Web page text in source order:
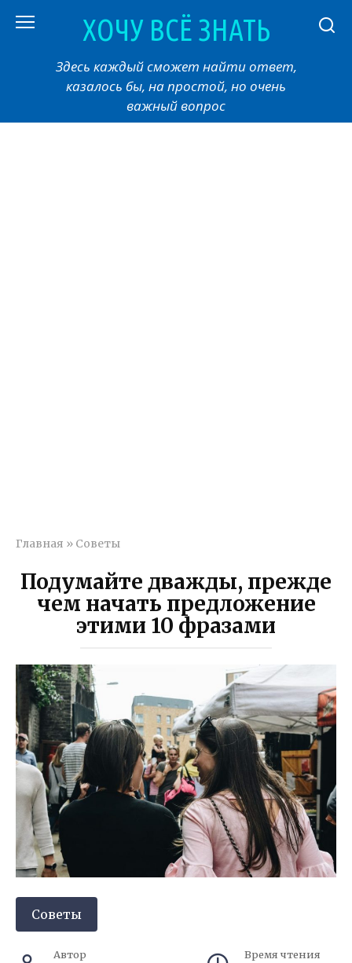
ХОЧУ ВСЁ ЗНАТЬ
Здесь каждый сможет найти ответ,
казалось бы, на простой, но очень
важный вопрос
Главная » Советы
Подумайте дважды, прежде
чем начать предложение
этими 10 фразами
Советы
Автор Время чтения